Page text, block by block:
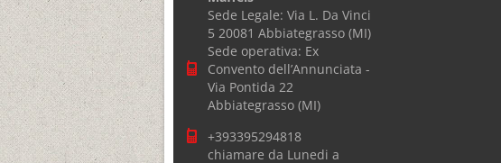
Sede Legale: Via L. Da Vinci
5 20081 Abbiategrasso (MI)
Sede operativa: Ex
Convento dell’Annunciata -
Via Pontida 22
Abbiategrasso (MI)
+393395294818
chiamare da Lunedi a